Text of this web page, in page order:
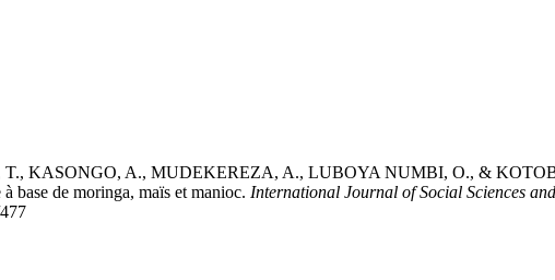
KASONGO, A., MUDEKEREZA, A., LUBOYA NUMBI, O., & KOTOBA
base de moringa, maïs et manioc. International Journal of Social Sciences